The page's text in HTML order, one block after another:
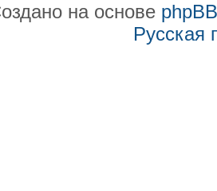
на основе phpBB
Русская